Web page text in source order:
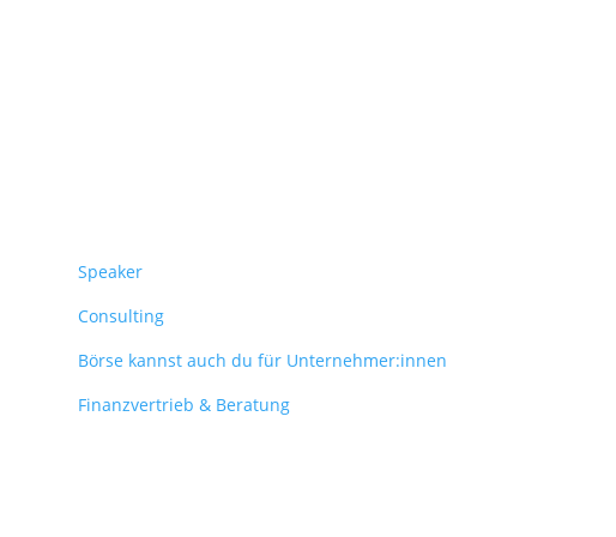
Speaker
Consulting
Börse kannst auch du für Unternehmer:innen
Finanzvertrieb & Beratung